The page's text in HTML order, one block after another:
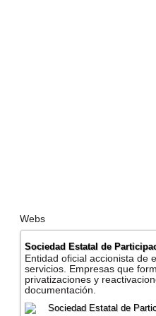
Webs
Sociedad Estatal de
Entidad oficial accionista de
servicios. Empresas que
privatizaciones y
documentación.